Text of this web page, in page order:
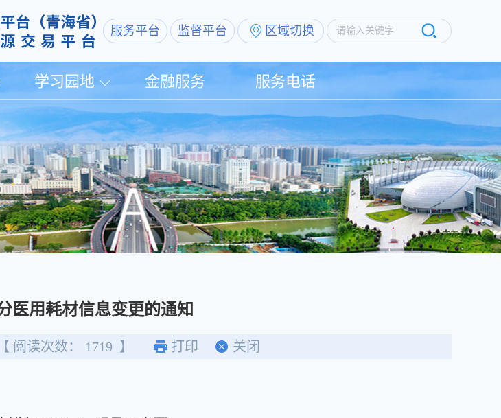
服务平台 监督平台 区域切换 请输入关键字
学习园地 金融服务 服务电话
医用耗材信息变更的通知
【 阅读次数： 1719 】 打印 关闭